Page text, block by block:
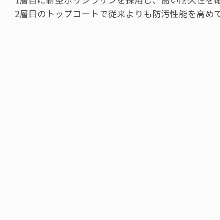
2層目のトップコートで従来よりも防汚性能を高めて